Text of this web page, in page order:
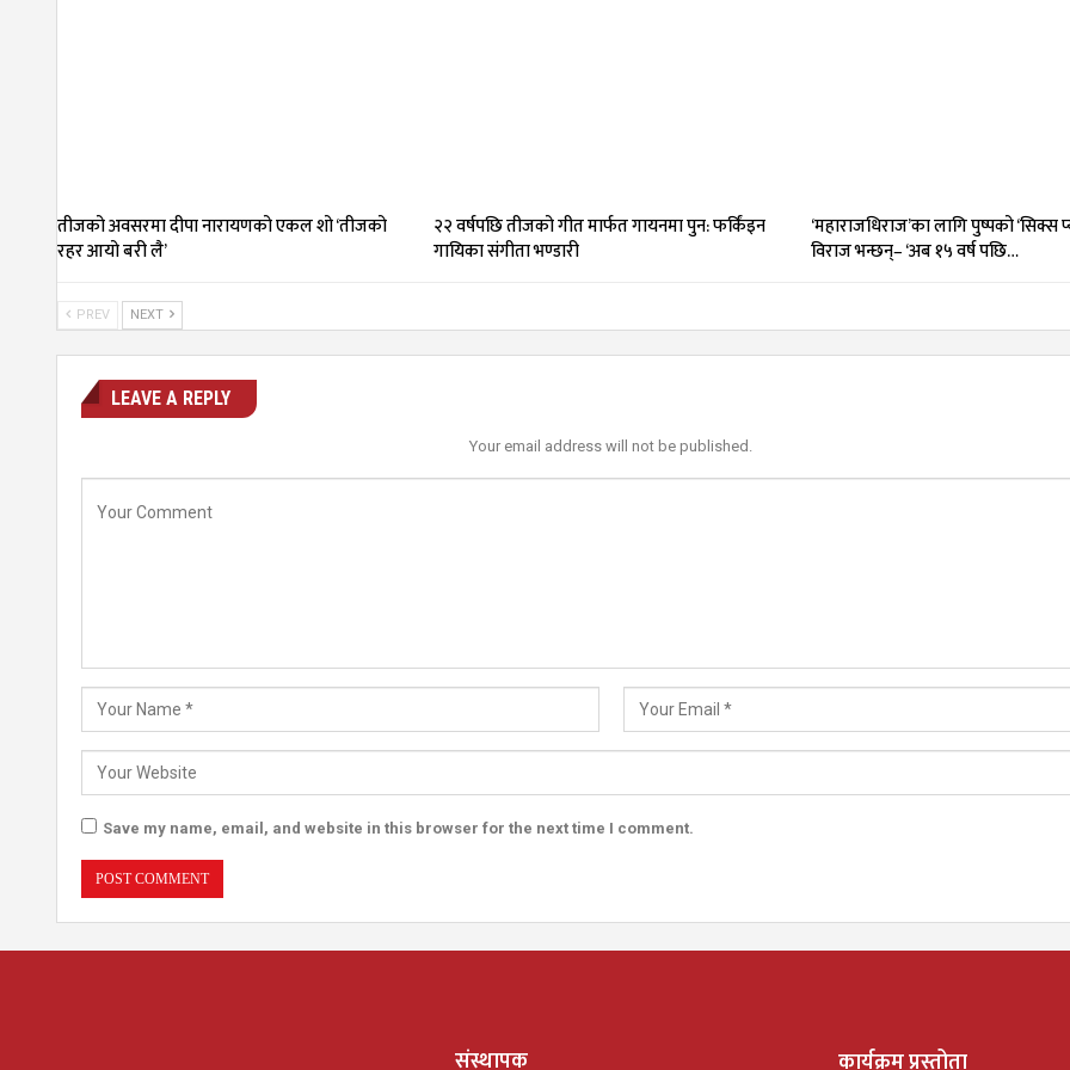
तीजको अवसरमा दीपा नारायणको एकल शो ‘तीजको
रहर आयो बरी लै’
२२ वर्षपछि तीजको गीत मार्फत गायनमा पुन: फर्किंइन
गायिका संगीता भण्डारी
‘महाराजधिराज’का लागि पुष्पको ‘सिक्स
विराज भन्छन्– ‘अब १५ वर्ष पछि…
PREV NEXT
LEAVE A REPLY
Your email address will not be published.
Save my name, email, and website in this browser for the next time I comment.
संस्थापक